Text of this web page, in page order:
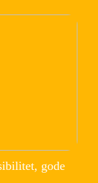
gode